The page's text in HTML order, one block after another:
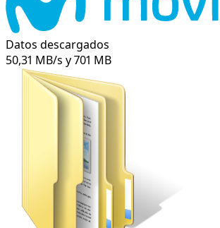
Datos descargados
50,31 MB/s y 701 MB